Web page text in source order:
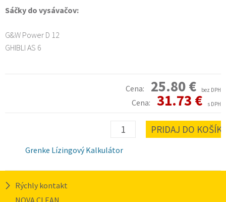
Sáčky do vysávačov:
G&W Power D 12
GHIBLI AS 6
Cena: 25.80 € bez DPH
Cena: 31.73 € s DPH
Grenke Lízingový Kalkulátor
Rýchly kontakt
NOVA CLEAN